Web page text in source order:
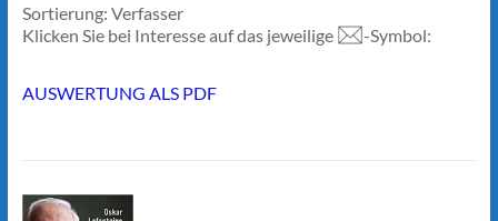
Sortierung: Verfasser
Klicken Sie bei Interesse auf das jeweilige
-Symbol:
AUSWERTUNG ALS PDF